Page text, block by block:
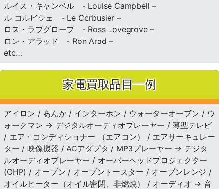
ルイス・キャンベル - Louise Campbell –
ル コルビジェ - Le Corbusier –
ロス・ラブグローブ - Ross Lovegrove –
ロン・アラッド - Ron Arad –
etc…
家電買取品目一例
アイロン / あんか / インターホン / ウォーターオーブン / ウ
ォークマン → デジタルオーディオプレーヤー / 薄型テレビ
/ エア・コンディショナー （エアコン） / エアサーキュレー
ター / 映像機器 / ACアダプタ / MP3プレーヤー → デジタ
ルオーディオプレーヤー / オーバーヘッドプロジェクター
(OHP) / オーブン / オーブントースター / オーブンレンジ /
オイルヒーター（オイル密閉、非燃焼） / オーディオ → 音